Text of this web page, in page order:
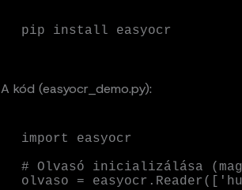
pip install easyocr
A kód (easyocr_demo.py):
import easyocr
# Olvasó inicializálása
olvaso =